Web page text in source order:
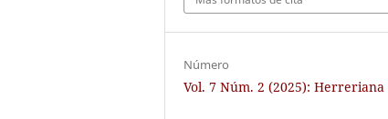
Número
Vol. 7 Núm. 2 (2025): Herreriana